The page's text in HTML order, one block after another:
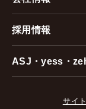
採用情報
ASJ・yess・
サイ